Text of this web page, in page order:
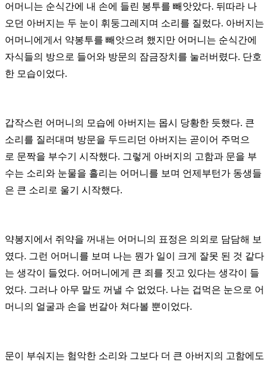
어머니는 순식간에 내 손에 들린 봉투를 빼앗았다. 뒤따라 나
오던 아버지는 두 눈이 휘둥그레지며 소리를 질렀다. 아버지는
어머니에게서 약봉투를 빼앗으려 했지만 어머니는 순식간에
자식들의 방으로 들어와 방문의 잠금장치를 눌러버렸다. 단호
한 모습이었다.
갑작스런 어머니의 모습에 아버지는 몹시 당황한 듯했다. 큰
소리를 질러대며 방문을 두드리던 아버지는 곧이어 주먹으
로 문짝을 부수기 시작했다. 그렇게 아버지의 고함과 문을 부
수는 소리와 눈물을 흘리는 어머니를 보며 언제부턴가 동생들
은 큰 소리로 울기 시작했다.
약봉지에서 쥐약을 꺼내는 어머니의 표정은 의외로 담담해 보
였다. 그런 어머니를 보며 나는 뭔가 일이 크게 잘못 된 것 같다
는 생각이 들었다. 어머니에게 큰 죄를 짓고 있다는 생각이 들
었다. 그러나 아무 말도 꺼낼 수 없었다. 나는 겁먹은 눈으로 어
머니의 얼굴과 손을 번갈아 쳐다볼 뿐이었다.
문이 부숴지는 험악한 소리와 그보다 더 큰 아버지의 고함에도